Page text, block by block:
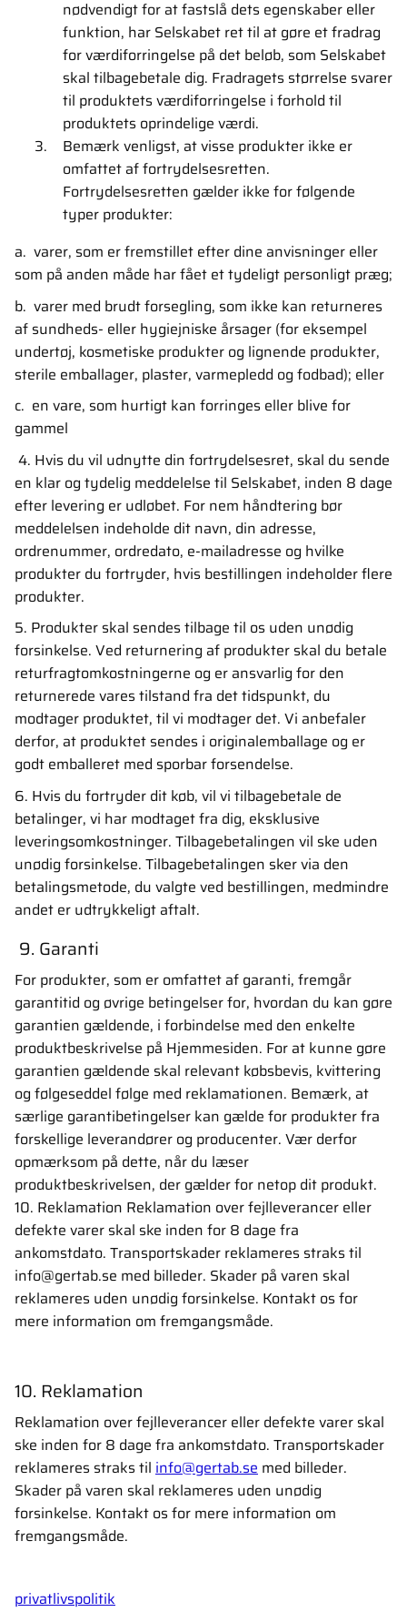
nødvendigt for at fastslå dets egenskaber eller
funktion, har Selskabet ret til at gøre et fradrag
for værdiforringelse på det beløb, som Selskabet
skal tilbagebetale dig. Fradragets størrelse svarer
til produktets værdiforringelse i forhold til
produktets oprindelige værdi.
Bemærk venligst, at visse produkter ikke er
omfattet af fortrydelsesretten.
Fortrydelsesretten gælder ikke for følgende
typer produkter:
a. varer, som er fremstillet efter dine anvisninger eller
som på anden måde har fået et tydeligt personligt præg;
b. varer med brudt forsegling, som ikke kan returneres
af sundheds- eller hygiejniske årsager (for eksempel
undertøj, kosmetiske produkter og lignende produkter,
sterile emballager, plaster, varmepledd og fodbad); eller
c. en vare, som hurtigt kan forringes eller blive for
gammel
4. Hvis du vil udnytte din fortrydelsesret, skal du sende
en klar og tydelig meddelelse til Selskabet, inden 8 dage
efter levering er udløbet. For nem håndtering bør
meddelelsen indeholde dit navn, din adresse,
ordrenummer, ordredato, e-mailadresse og hvilke
produkter du fortryder, hvis bestillingen indeholder flere
produkter.
5. Produkter skal sendes tilbage til os uden unødig
forsinkelse. Ved returnering af produkter skal du betale
returfragtomkostningerne og er ansvarlig for den
returnerede vares tilstand fra det tidspunkt, du
modtager produktet, til vi modtager det. Vi anbefaler
derfor, at produktet sendes i originalemballage og er
godt emballeret med sporbar forsendelse.
6. Hvis du fortryder dit køb, vil vi tilbagebetale de
betalinger, vi har modtaget fra dig, eksklusive
leveringsomkostninger. Tilbagebetalingen vil ske uden
unødig forsinkelse. Tilbagebetalingen sker via den
betalingsmetode, du valgte ved bestillingen, medmindre
andet er udtrykkeligt aftalt.
9. Garanti
For produkter, som er omfattet af garanti, fremgår
garantitid og øvrige betingelser for, hvordan du kan gøre
garantien gældende, i forbindelse med den enkelte
produktbeskrivelse på Hjemmesiden. For at kunne gøre
garantien gældende skal relevant købsbevis, kvittering
og følgeseddel følge med reklamationen. Bemærk, at
særlige garantibetingelser kan gælde for produkter fra
forskellige leverandører og producenter. Vær derfor
opmærksom på dette, når du læser
produktbeskrivelsen, der gælder for netop dit produkt.
10. Reklamation Reklamation over fejlleverancer eller
defekte varer skal ske inden for 8 dage fra
ankomstdato. Transportskader reklameres straks til
info@gertab.se med billeder. Skader på varen skal
reklameres uden unødig forsinkelse. Kontakt os for
mere information om fremgangsmåde.
10. Reklamation
Reklamation over fejlleverancer eller defekte varer skal
ske inden for 8 dage fra ankomstdato. Transportskader
reklameres straks til info@gertab.se med billeder.
Skader på varen skal reklameres uden unødig
forsinkelse. Kontakt os for mere information om
fremgangsmåde.
privatlivspolitik